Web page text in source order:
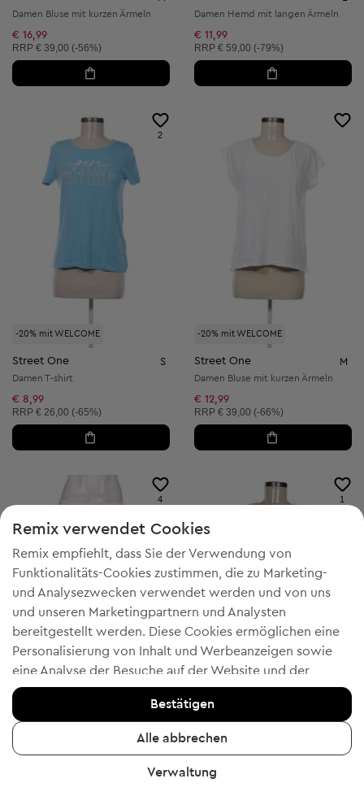
Damen Bluse mit kurzen Ärmeln
€ 16,99
Unverbindliche Preisempfehlung:
RRP € 39,00 (-56%)
Damen Hemd mit langen Ärmeln
€ 11,99
Unverbindliche Preisempfehlung:
RRP € 59,00 (-79%)
-20% mit WELCOME
2
Street One S
Damen T-shirt
€ 8,99
Unverbindliche Preisempfehlung:
RRP € 26,00 (-65%)
-20% mit WELCOME
Street One M
Damen Bluse mit kurzen Ärmeln
€ 12,99
Unverbindliche Preisempfehlung:
RRP € 39,00 (-66%)
4
Street One
Unverbindliche Preisempfehlung:
1
Street One L
Damen Bluse mit kurzen Ärmeln
Unverbindliche Preisempfehlung:
RRP
Remix verwendet Cookies
Remix empfiehlt, dass Sie der Verwendung von
Funktionalitäts-Cookies zustimmen, die zu Marketing-
und Analysezwecken verwendet werden und von uns
und unseren Marketingpartnern und Analysten
bereitgestellt werden. Diese Cookies ermöglichen eine
Personalisierung von Inhalt und Werbeanzeigen sowie
eine Analyse der Besuche auf der Website und der
mobilen App - Informationen, die uns helfen, Ihnen
Produkte zu zeigen, die Ihnen gefallen könnten. Wenn Sie
einverstanden sind, bestätigen Sie dies bitte, indem Sie
auf die Schaltfläche "Ja, ich stimme zu" klicken.
Um weitere Informationen zu erhalten, klicken Sie bitte
Bestätigen
Alle abbrechen
Verwaltung